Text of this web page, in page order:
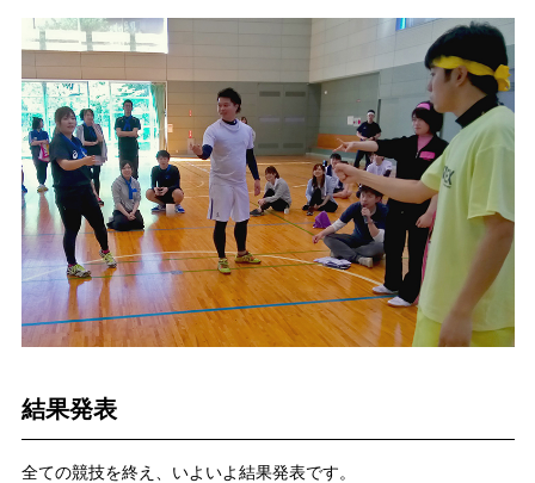
結果発表
全ての競技を終え、いよいよ結果発表です。